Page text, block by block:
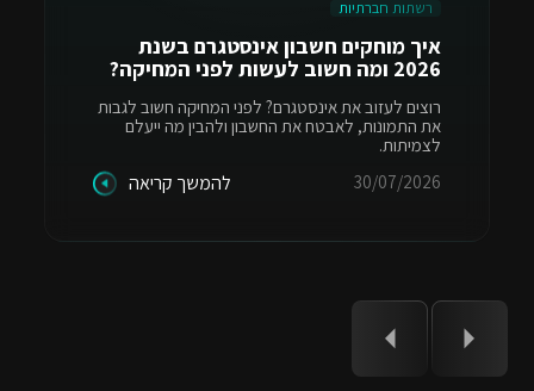
רשתות חברתיות
איך מוחקים חשבון אינסטגרם בשנת
2026 ומה חשוב לעשות לפני המחיקה?
רוצים לעזוב את אינסטגרם? לפני המחיקה חשוב לגבות
את התמונות, לאבטח את החשבון ולהבין מה ייעלם
לצמיתות.
30/07/2026
להמשך קריאה